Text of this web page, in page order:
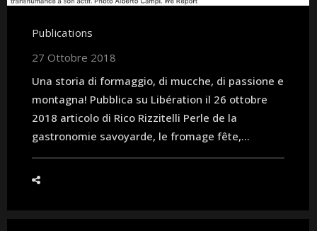
Publications
27 Ottobre 2018
Una storia di formaggio, di mucche, di passione e
montagna! Pubblica su Libération il 26 ottobre
2018 articolo di Rico Rizzitelli Perle de la
gastronomie savoyarde, le fromage fête,...